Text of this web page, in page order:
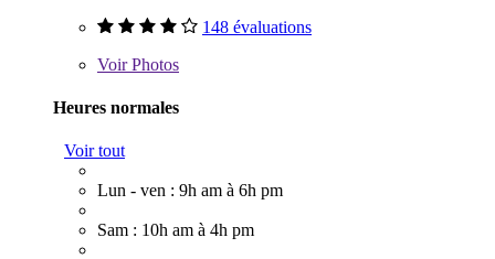
148 évaluations
VoirPhotos
Heures normales
Voir tout
Lun - ven : 9h am à 6h pm
Sam : 10h am à 4h pm